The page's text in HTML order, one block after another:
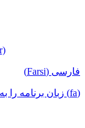
فارسی (Farsi)
(fa) زبان برنامه را به فارسی تغییر دهید